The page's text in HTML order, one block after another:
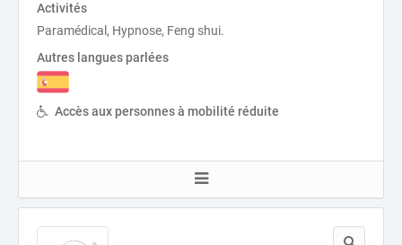
Activités
Paramédical, Hypnose, Feng shui.
Autres langues parlées
Accès aux personnes à mobilité réduite